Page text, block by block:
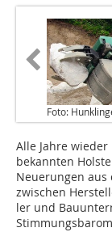
Foto:
Alle Jahre
bekannten
Neuerungen aus
zwischen
ler und